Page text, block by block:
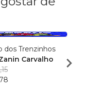
dos Trenzinhos
Carvalho